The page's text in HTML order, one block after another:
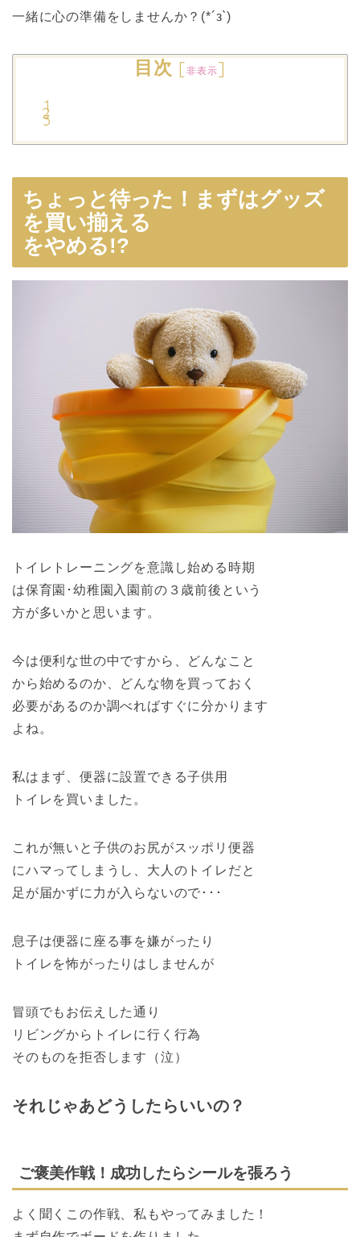
一緒に心の準備をしませんか？(*´з`)
目次 [非表示]
ちょっと待った！まずはグッズ
を買い揃える
をやめる!?
トイレトレーニングを意識し始める時期
は保育園･幼稚園入園前の３歳前後という
方が多いかと思います。
今は便利な世の中ですから、どんなこと
から始めるのか、どんな物を買っておく
必要があるのか調べればすぐに分かります
よね。
私はまず、便器に設置できる子供用
トイレを買いました。
これが無いと子供のお尻がスッポリ便器
にハマってしまうし、大人のトイレだと
足が届かずに力が入らないので･･･
息子は便器に座る事を嫌がったり
トイレを怖がったりはしませんが
冒頭でもお伝えした通り
リビングからトイレに行く行為
そのものを拒否します（泣）
それじゃあどうしたらいいの？
ご褒美作戦！成功したらシールを張ろう
よく聞くこの作戦、私もやってみました！